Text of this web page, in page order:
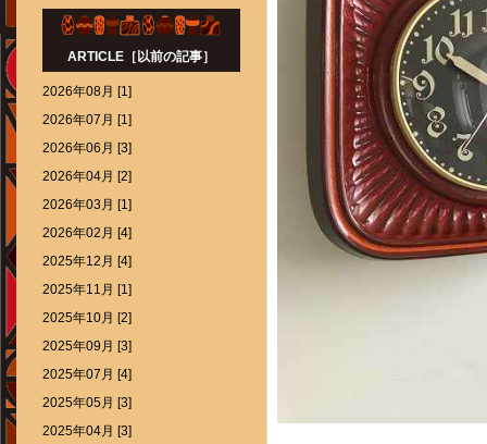
ARTICLE［以前の記事］
2026年08月 [1]
2026年07月 [1]
2026年06月 [3]
2026年04月 [2]
2026年03月 [1]
2026年02月 [4]
2025年12月 [4]
2025年11月 [1]
2025年10月 [2]
2025年09月 [3]
2025年07月 [4]
2025年05月 [3]
2025年04月 [3]